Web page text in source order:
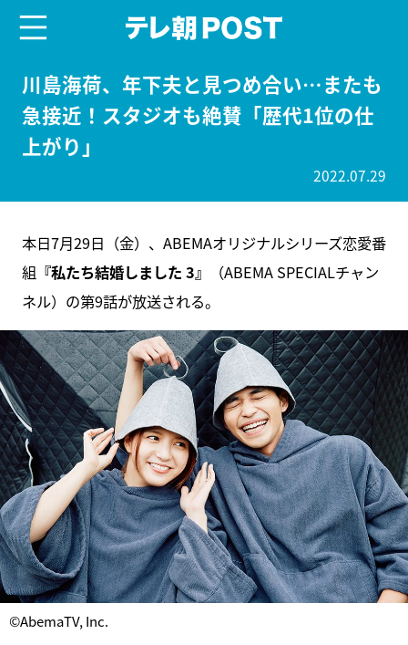
川島海荷、年下夫と見つめ合い…またも
急接近！スタジオも絶賛「歴代1位の仕
上がり」
2022.07.29
本日7月29日（金）、ABEMAオリジナルシリーズ恋愛番
組 『私たち結婚しました 3』
（ABEMA SPECIALチャン
ネル）の第9話が放送される。
©AbemaTV, Inc.